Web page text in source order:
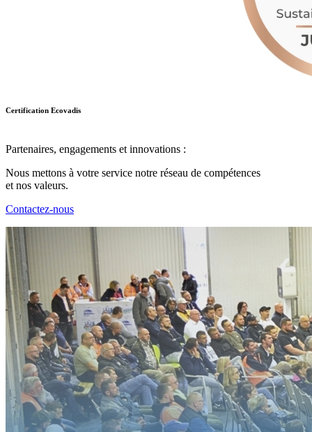
Certification Ecovadis
Partenaires, engagements et innovations :
Nous mettons à votre service notre réseau de compétences
et nos valeurs.
Contactez-nous